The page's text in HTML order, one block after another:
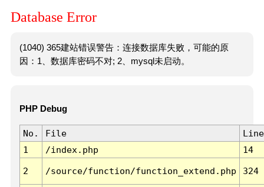
Database Error
(1040) 365建站错误警告：连接数据库失败，可能的原
因：1、数据库密码不对; 2、mysql未启动。
PHP Debug
No. File
Line
1
/index.php 14
2 /source/function/function_extend.php 324